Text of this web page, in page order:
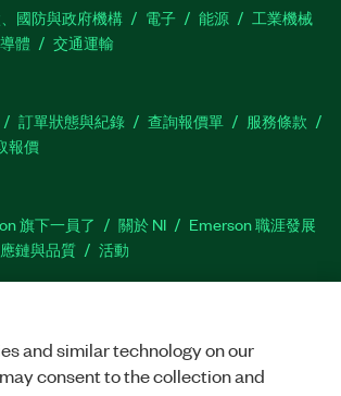
國防與政府機構 電子 能源
工業機械
體 交通運輸
訂單狀態與紀錄 查詢報價單
服務條款
報價
旗下一員了 關於 NI
Emerson 職涯發展
鏈與品質 活動
and similar technology on our
consent to the collection and